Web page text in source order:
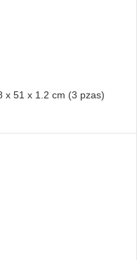
x 51 x 1.2 cm (3 pzas)